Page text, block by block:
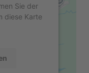
Sie der
diese Karte